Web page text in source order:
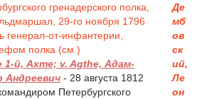
гренадерского полка,
29-го ноября 1796
генерал-от-инфантерии,
полка (см.)
1-й, Ахте; v. Agthe, Адам-
Андреевич - 28 августа 1812
Петербургского
Де
мб
ов
ск
ий,
Ле
он